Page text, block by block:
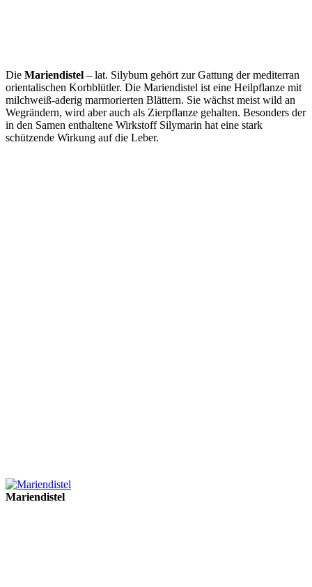
Die Mariendistel – lat. Silybum gehört zur Gattung der mediterran
orientalischen Korbblütler. Die Mariendistel ist eine Heilpflanze mit
milchweiß-aderig marmorierten Blättern. Sie wächst meist wild an
Wegrändern, wird aber auch als Zierpflanze gehalten. Besonders der
in den Samen enthaltene Wirkstoff Silymarin hat eine stark
schützende Wirkung auf die Leber.
Mariendistel